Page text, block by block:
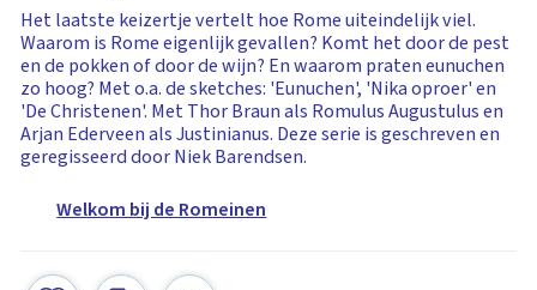
Het laatste keizertje vertelt hoe Rome uiteindelijk viel.
Waarom is Rome eigenlijk gevallen? Komt het door de pest
en de pokken of door de wijn? En waarom praten eunuchen
zo hoog? Met o.a. de sketches: 'Eunuchen', 'Nika oproer' en
'De Christenen'. Met Thor Braun als Romulus Augustulus en
Arjan Ederveen als Justinianus. Deze serie is geschreven en
geregisseerd door Niek Barendsen.
Welkom bij de Romeinen